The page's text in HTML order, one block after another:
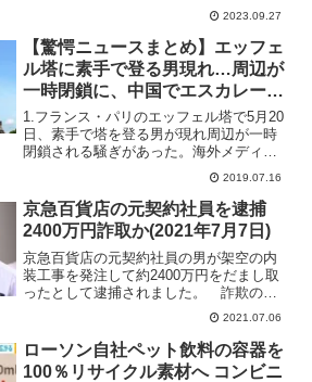
2023.09.27
【驚愕ニュースまとめ】エッフェ
ル塔に素手で登る男現れ…周辺が
一時閉鎖に、中国でエスカレータ
ー事故 手すりにもたれ、隙間に
挟まれた女性 – トモニュース
1.フランス・パリのエッフェル塔で5月20
日、素手で塔を登る男が現れ周辺が一時
閉鎖される騒ぎがあった。海外メディア
『タイム(Time)』によると、塔の2階部分
を登っている男を警備員が発見し、この
騒ぎにより、周辺のエリアにいた約2500
人の観...
2019.07.16
京急百貨店の元契約社員を逮捕
2400万円詐取か(2021年7月7日)
京急百貨店の元契約社員の男が架空の内
装工事を発注して約2400万円をだまし取
ったとして逮捕されました。 詐欺の疑
いで逮捕されたのは京急百貨店の元内装
工事事業担当の岡田正一容疑者（66）で
す。 岡田容疑者はおととし、架空の伝
票を作るなどして内...
2021.07.06
ローソン自社ペット飲料の容器を
100％リサイクル素材へ コンビニ